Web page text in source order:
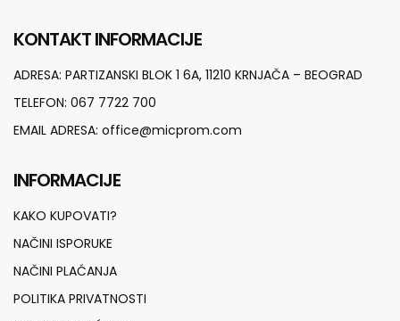
KONTAKT INFORMACIJE
ADRESA: PARTIZANSKI BLOK 1 6A, 11210 KRNJAČA – BEOGRAD
TELEFON: 067 7722 700
EMAIL ADRESA: office@micprom.com
INFORMACIJE
KAKO KUPOVATI?
NAČINI ISPORUKE
NAČINI PLAĆANJA
POLITIKA PRIVATNOSTI